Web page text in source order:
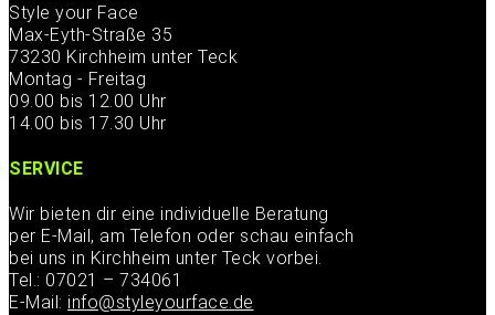
Style your Face
Max-Eyth-Straße 35
73230 Kirchheim unter Teck
Montag - Freitag
09.00 bis 12.00 Uhr
14.00 bis 17.30 Uhr
SERVICE
Wir bieten dir eine individuelle Beratung
per E-Mail, am Telefon oder schau einfach
bei uns in Kirchheim unter Teck vorbei.
Tel.: 07021 – 734061
E-Mail: info@styleyourface.de